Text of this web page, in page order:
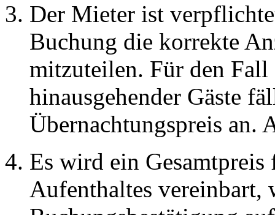
Der Mieter ist
Buchung die korrekte
mitzuteilen. Für den Fall
hinausgehender Gäste
Übernachtungspreis
Es wird ein Gesamtpreis
Aufenthaltes vereinbart,